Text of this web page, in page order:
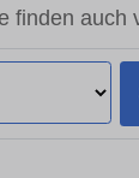
finden auch